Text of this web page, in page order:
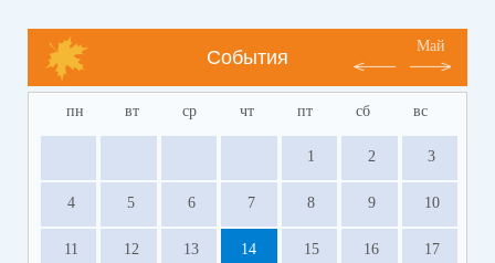
События
Май
пн вт ср чт пт сб вс
1 2 3
4 5 6 7 8 9 10
11 12 13 14 15 16 17